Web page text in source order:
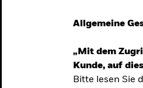
Allgemeine
„Mit dem
Kunde, auf
Bitte lesen Sie